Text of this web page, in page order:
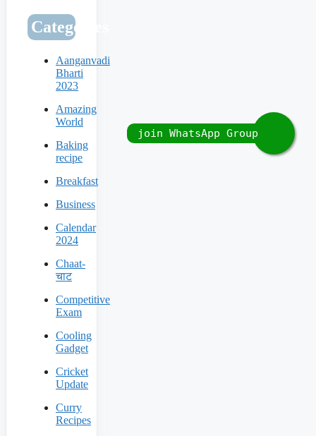
Categories
Aanganvadi
Bharti
2023
Amazing
World
Baking
recipe
Breakfast
Business
Calendar
2024
Chaat-
चाट
Competitive
Exam
Cooling
Gadget
Cricket
Update
Curry
Recipes